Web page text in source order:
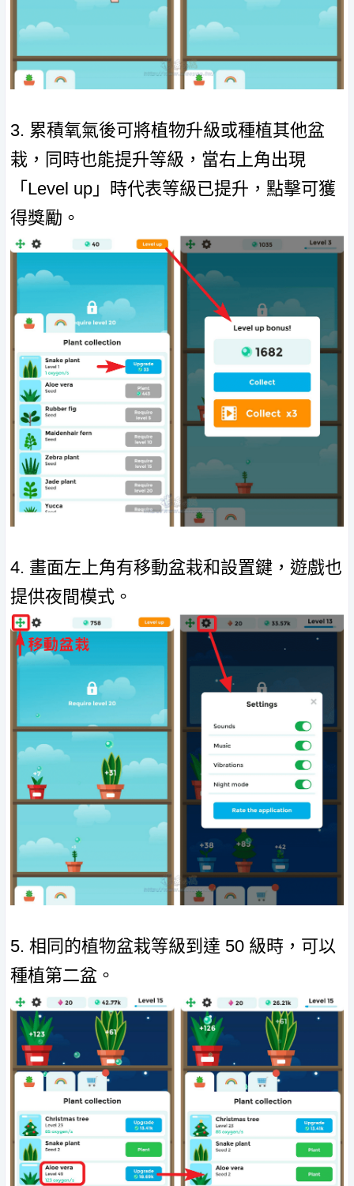
3. 累積氧氣後可將植物升級或種植其他盆
栽，同時也能提升等級，當右上角出現
「Level up」時代表等級已提升，點擊可獲
得獎勵。
4. 畫面左上角有移動盆栽和設置鍵，遊戲也
提供夜間模式。
5. 相同的植物盆栽等級到達 50 級時，可以
種植第二盆。